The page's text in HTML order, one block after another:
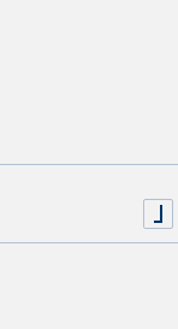
Gespräch